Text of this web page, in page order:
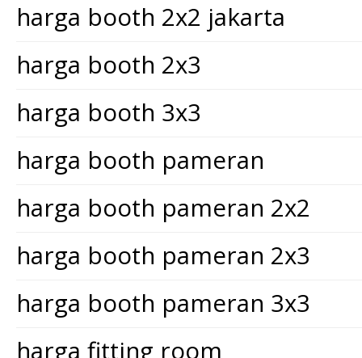
harga booth 2x2 jakarta
harga booth 2x3
harga booth 3x3
harga booth pameran
harga booth pameran 2x2
harga booth pameran 2x3
harga booth pameran 3x3
harga fitting room